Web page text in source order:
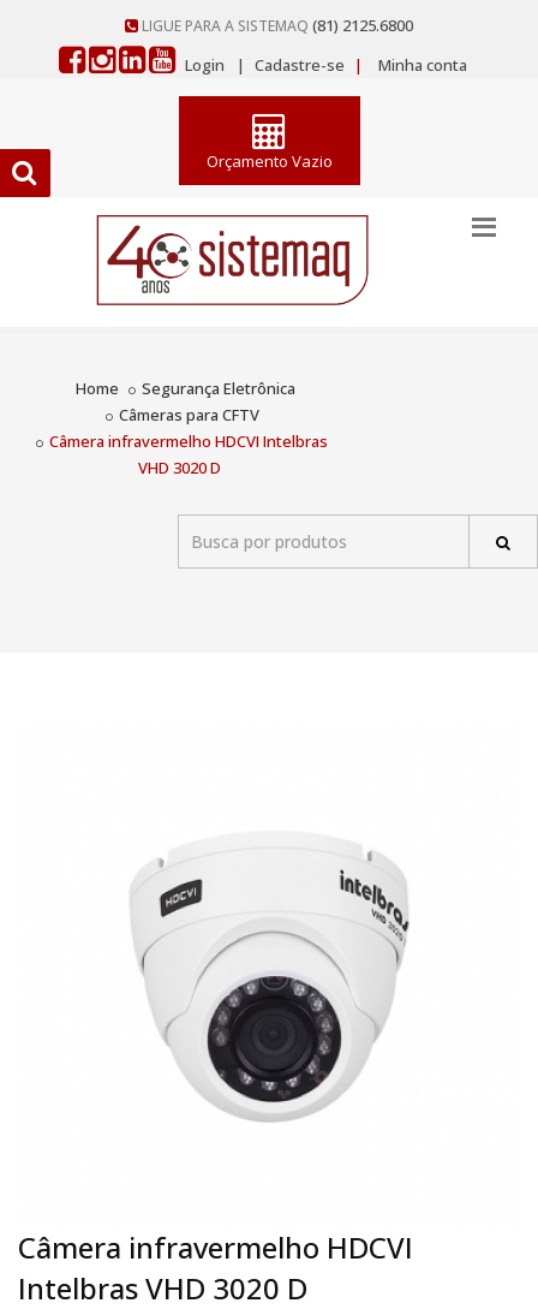
LIGUE PARA A SISTEMAQ (81) 2125.6800
Login
| Cadastre-se | Minha conta
Orçamento Vazio
Home
Segurança Eletrônica
Câmeras para CFTV
Câmera infravermelho HDCVI Intelbras
VHD 3020 D
Câmera infravermelho HDCVI
Intelbras VHD 3020 D